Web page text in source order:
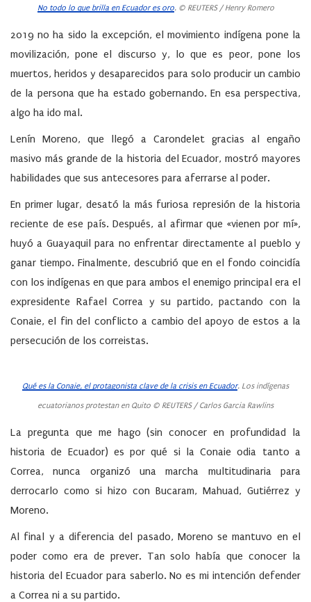
No todo lo que brilla en Ecuador es oro. © REUTERS / Henry Romero
2019 no ha sido la excepción, el movimiento indígena pone la
movilización, pone el discurso y, lo que es peor, pone los
muertos, heridos y desaparecidos para solo producir un cambio
de la persona que ha estado gobernando. En esa perspectiva,
algo ha ido mal.
Lenín Moreno, que llegó a Carondelet gracias al engaño
masivo más grande de la historia del Ecuador, mostró mayores
habilidades que sus antecesores para aferrarse al poder.
En primer lugar, desató la más furiosa represión de la historia
reciente de ese país. Después, al afirmar que «vienen por mí»,
huyó a Guayaquil para no enfrentar directamente al pueblo y
ganar tiempo. Finalmente, descubrió que en el fondo coincidía
con los indígenas en que para ambos el enemigo principal era el
expresidente Rafael Correa y su partido, pactando con la
Conaie, el fin del conflicto a cambio del apoyo de estos a la
persecución de los correistas.
Qué es la Conaie, el protagonista clave de la crisis en Ecuador. Los indígenas
ecuatorianos protestan en Quito © REUTERS / Carlos Garcia Rawlins
La pregunta que me hago (sin conocer en profundidad la
historia de Ecuador) es por qué si la Conaie odia tanto a
Correa, nunca organizó una marcha multitudinaria para
derrocarlo como si hizo con Bucaram, Mahuad, Gutiérrez y
Moreno.
Al final y a diferencia del pasado, Moreno se mantuvo en el
poder como era de prever. Tan solo había que conocer la
historia del Ecuador para saberlo. No es mi intención defender
a Correa ni a su partido.